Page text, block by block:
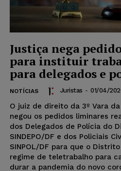
Justiça nega
para instituir
para delegados e
NOTÍCIAS Juristas - 01/04/
O juiz de direito da 3º Vara
negou os pedidos liminares
dos Delegados de Polícia do
SINDEPO/DF e dos Policiais
SINPOL/DF para que o
regime de teletrabalho para
durar a pandemia do novo